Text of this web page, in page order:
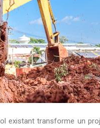
existant transforme un